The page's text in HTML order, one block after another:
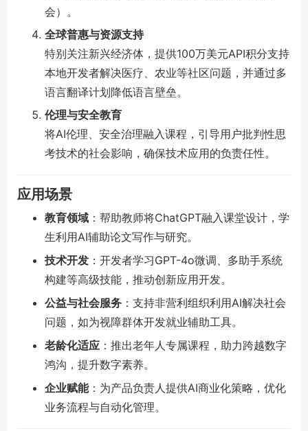
会）。
全球普惠与资源支持
特别关注新兴经济体，提供100万美元API积分支持
本地开发者解决医疗、农业等社区问题，并通过多
语言翻译计划降低语言壁垒。
伦理与安全教育
将AI伦理、安全治理融入课程，引导用户批判性思
考技术的社会影响，确保技术应用的负责任性。
应用场景
教育领域 ：帮助教师将ChatGPT融入课堂设计，学
生利用AI辅助论文写作与研究。
技术开发 ：开发者学习GPT-4o微调、多助手系统
构建等高级技能，推动创新应用开发。
公益与社会服务 ：支持非营利组织利用AI解决社会
问题，如为视障群体开发就业辅助工具。
老龄化适应 ：推出老年人专属课程，助力跨越数字
鸿沟，提升数字素养。
企业赋能：为产品负责人提供AI商业化策略，优化
业务流程与自动化管理。